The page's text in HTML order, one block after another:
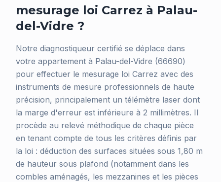
mesurage loi Carrez à Palau-
del-Vidre ?
Notre diagnostiqueur certifié se déplace dans
votre appartement à Palau-del-Vidre (66690)
pour effectuer le mesurage loi Carrez avec des
instruments de mesure professionnels de haute
précision, principalement un télémètre laser dont
la marge d'erreur est inférieure à 2 millimètres. Il
procède au relevé méthodique de chaque pièce
en tenant compte de tous les critères définis par
la loi : déduction des surfaces situées sous 1,80 m
de hauteur sous plafond (notamment dans les
combles aménagés, les mezzanines et les pièces